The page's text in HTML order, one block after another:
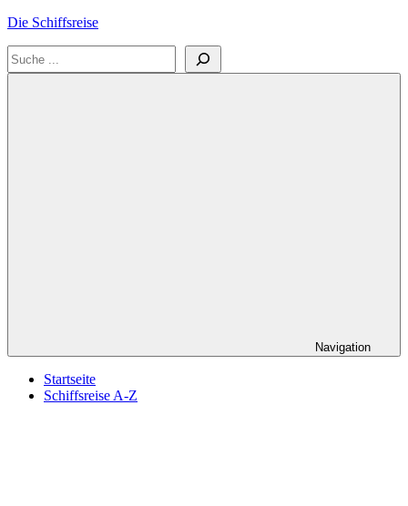
Zum
springen
Die Schiffsreise
Literatur-
Suchen
Navigation
Startseite
Schiffsreise A-Z